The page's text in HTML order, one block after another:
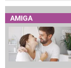
AMIGA